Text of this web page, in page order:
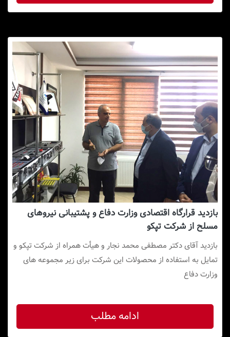
بازدید قرارگاه اقتصادی وزارت دفاع و پشتیبانی نیروهای
مسلح از شرکت تپکو
بازدید آقای دکتر مصطفی محمد نجار و هیأت همراه از شرکت تپکو و
تمایل به استفاده از محصولات این شرکت برای زیر مجموعه های
وزارت دفاع
ادامه مطلب